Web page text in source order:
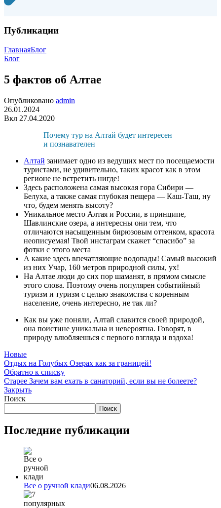
Публикации
ГлавнаяБлог
Блог
5 фактов об Алтае
Опубликовано admin
26.01.2024
Вкл 27.04.2020
Почему тур на Алтай будет интересен
и познавателен
Алтай занимает одно из ведущих мест по посещаемости
туристами, не удивительно, таких красот как в этом
регионе не встретить нигде!
Здесь расположена самая высокая гора Сибири —
Белуха, а также самая глубокая пещера — Каш-Таш, ну
что, будем менять высоту?
Уникальное место Алтая и России, в принципе, —
Шавлинские озера, а интересны они тем, что
отличаются насыщенным бирюзовым оттенком, красота
неописуемая! Твой инстаграм скажет “спасибо” за
фотки с этого места
А какие здесь впечатляющие водопады! Самый высокий
из них Учар, 160 метров природной силы, ух!
На Алтае люди до сих пор шаманят, в прямом смысле
этого слова. Поэтому очень популярен событийный
туризм и туризм с целью знакомства с коренным
население, очень интересно, не так ли?
Как вы уже поняли, Алтай славится своей природой,
она поистине уникальна и невероятна. Говорят, в
природу влюбляешься с первого взгляда и вздоха!
Новые
Отдых на Голубых Озерах как за границей!
Обратно к списку
Старее Зачем вам ехать в санаторий, если вы не болеете?
Закрыть
Поиск
Поиск
Последние публикации
Все о ручной клади06.08.2026